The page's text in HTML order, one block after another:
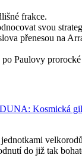
frakce.
svou
přenesou na
Paulovy
DUNA: Kosmická
do již tak